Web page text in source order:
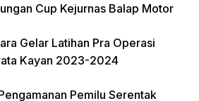
Cup Kejurnas Balap Motor
Gelar Latihan Pra Operasi
Kayan 2023-2024
Pemilu Serentak